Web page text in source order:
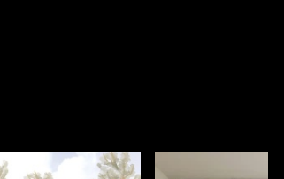
vizuală sunt esențiale. Realizat